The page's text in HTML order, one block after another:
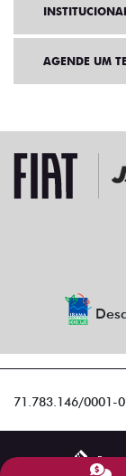
AGENDE UM
71.783.146/0001-